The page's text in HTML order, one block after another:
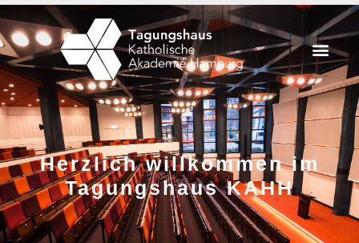
Herzlich willkommen im
Tagungshaus KAHH